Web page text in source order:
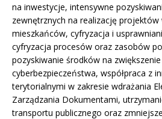
na inwestycje, intensywne
zewnętrznych na realizację projektów
mieszkańców, cyfryzacja i
cyfryzacja procesów oraz zasobów
pozyskiwanie środków na
cyberbezpieczeństwa, współpraca z
terytorialnymi w zakresie wdrażania
Zarządzania Dokumentami,
transportu publicznego oraz